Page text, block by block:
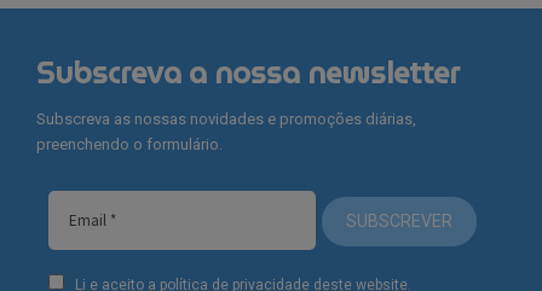
Subscreva a nossa newsletter
Subscreva as nossas novidades e promoções diárias,
preenchendo o formulário.
SUBSCREVER
Li e aceito a política de privacidade deste website.